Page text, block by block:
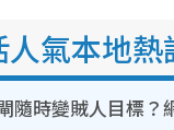
人氣本地熱